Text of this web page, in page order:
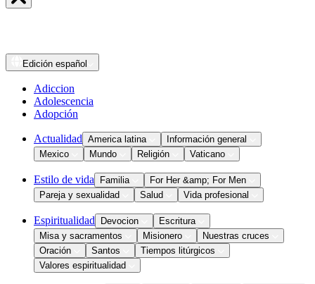
Edición español
Adiccion
Adolescencia
Adopción
Actualidad America latina
Información general
Mexico
Mundo Religión Vaticano
Estilo de vida Familia
For Her &amp; For Men
Pareja y sexualidad
Salud Vida profesional
Espiritualidad Devocion
Escritura
Misa y sacramentos
Misionero
Nuestras cruces
Oración
Santos
Tiempos litúrgicos
Valores espiritualidad